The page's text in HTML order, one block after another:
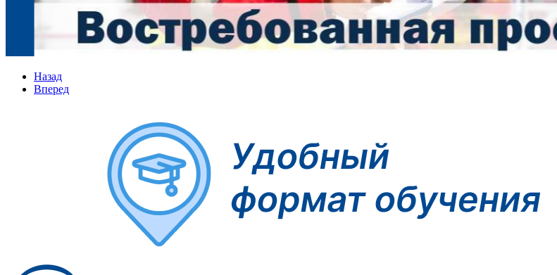
Назад
Вперед